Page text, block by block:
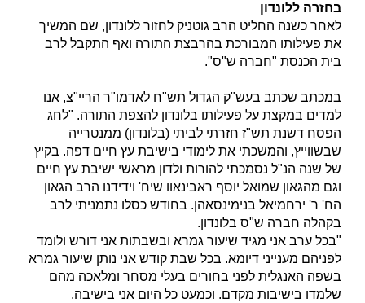
בחזרה ללונדון
לאחר כשנה החליט הרב גוטניק לחזור ללונדון, שם המשיך
את פעילותו המבורכת בהרבצת התורה ואף התקבל לרב
בית הכנסת "חברה ש"ס".
במכתב שכתב בעש"ק הגדול תש"ח לאדמו"ר הריי"צ, אנו
למדים במקצת על פעילותו בלונדון להצפת התורה. "לחג
הפסח דשנת תש"ז חזרתי לביתי (בלונדון) ממנטרייה
שבשווייץ, והמשכתי את לימודי בישיבת עץ חיים דפה. בקיץ
של שנה הנ"ל נסמכתי להורות ולדון מראשי ישיבת עץ חיים
וגם מהגאון שמואל יוסף ראבינאוו שיח' וידידנו הרב הגאון
הח' ר' ירחמיאל בנימינסאהן. בחודש כסלו נתמניתי לרב
בקהלה חברה ש"ס בלונדון.
"בכל ערב אני מגיד שיעור גמרא ובשבתות אני דורש ולומד
לפניהם מענייני דיומא. בכל שבת קודש אני נותן שיעור גמרא
בשפה האנגלית לפני בחורים בעלי מסחר ומלאכה מהם
שלמדו בישיבות מקדם. וכמעט כל היום אני בישיבה.